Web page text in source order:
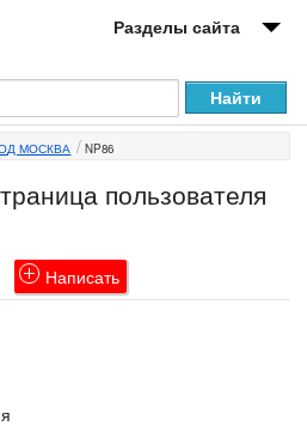
Разделы сайта
МОСКВА NP86
пользователя
Написать